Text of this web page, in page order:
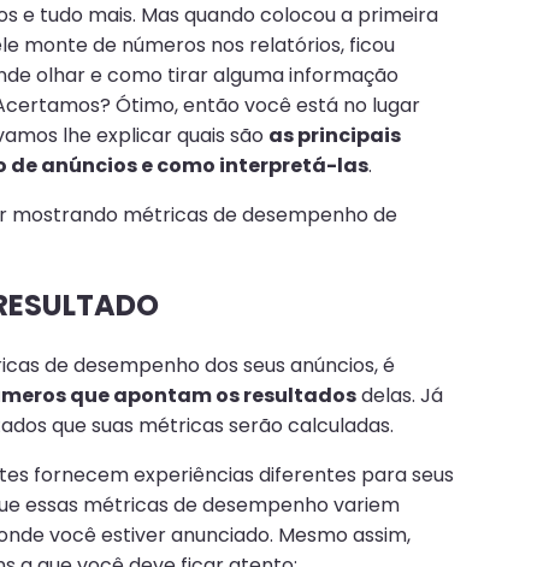
e tudo mais. Mas quando colocou a primeira
monte de números nos relatórios, ficou
olhar e como tirar alguma informação
Ótimo, então você está no lugar
lhe explicar quais são as principais
de anúncios e como interpretá-las.
de desempenho dos seus anúncios, é
que apontam os resultadosdelas. Já
que suas métricas serão calculadas.
fornecem experiências diferentes para seus
essas métricas de desempenho variem
você estiver anunciado. Mesmo assim,